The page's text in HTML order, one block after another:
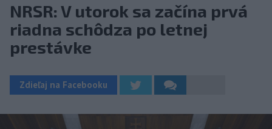
NRSR: V utorok sa začína prvá
riadna schôdza po letnej
prestávke
Zdieľaj na Facebooku